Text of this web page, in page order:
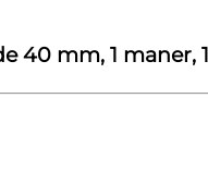
40 mm, 1 maner,